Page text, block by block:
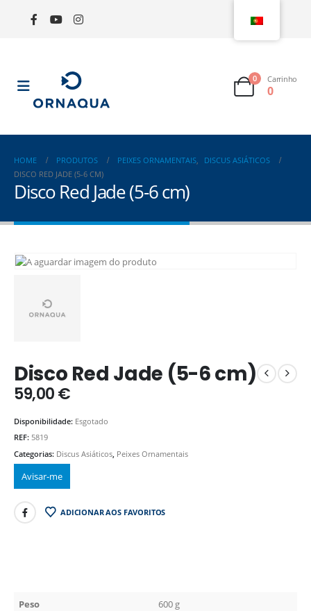
0 Carrinho
0
HOME PRODUTOS PEIXES ORNAMENTAIS,
DISCUS ASIÁTICOS
DISCO RED JADE (5-6 CM)
Disco Red Jade (5-6 cm)
Disco Red Jade (5-6 cm)
59,00€
Disponibilidade: Esgotado
REF: 5819
Categorias: Discus Asiáticos, Peixes Ornamentais
ADICIONAR AOS FAVORITOS
Peso 600 g